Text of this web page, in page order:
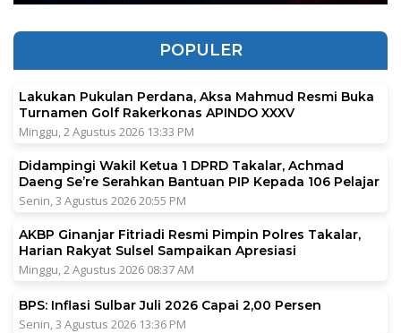
POPULER
Lakukan Pukulan Perdana, Aksa Mahmud Resmi Buka
Turnamen Golf Rakerkonas APINDO XXXV
Minggu, 2 Agustus 2026 13:33 PM
Didampingi Wakil Ketua 1 DPRD Takalar, Achmad
Daeng Se’re Serahkan Bantuan PIP Kepada 106 Pelajar
Senin, 3 Agustus 2026 20:55 PM
AKBP Ginanjar Fitriadi Resmi Pimpin Polres Takalar,
Harian Rakyat Sulsel Sampaikan Apresiasi
Minggu, 2 Agustus 2026 08:37 AM
BPS: Inflasi Sulbar Juli 2026 Capai 2,00 Persen
Senin, 3 Agustus 2026 13:36 PM